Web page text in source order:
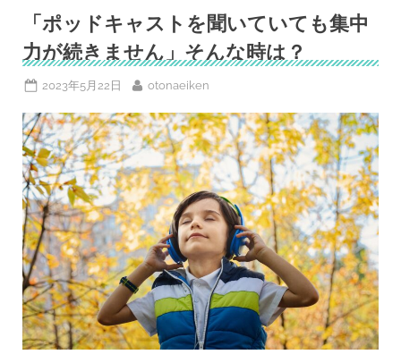
ウ
ソ
つ
く
の？
身
な
疑
問
を
解
決！
BBC
Crowd
Science
-
ポ
ッ
ド
キ
ャ
ス
ト
で
英
「ポッドキャストを聞いていても集中
力が続きません」そんな時は？
Posted
2023年5月22日 By
otonaeiken